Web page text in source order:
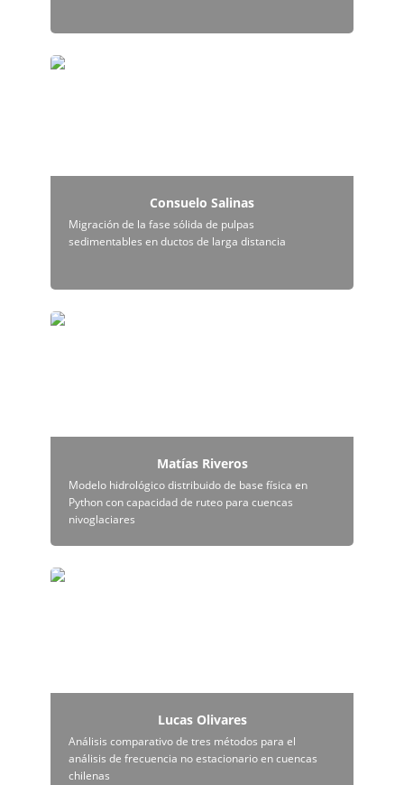
Consuelo Salinas
Consuelo Salinas
Migración de la fase sólida de pulpas
sedimentables en ductos de larga distancia
Matías Riveros
Matías Riveros
Modelo hidrológico distribuido de base física en
Python con capacidad de ruteo para cuencas
nivoglaciares
Lucas Olivares
Lucas Olivares
Análisis comparativo de tres métodos para el
análisis de frecuencia no estacionario en cuencas
chilenas